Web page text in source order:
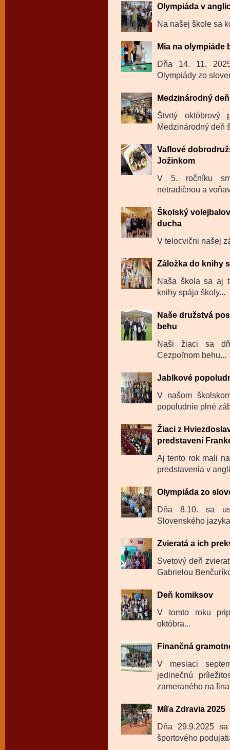
Olympiáda v
Na našej škole sa
Mia na olympiáde
Dňa 14. 11.
Olympiády zo
Medzinárodný
Štvrtý októbrový
Medzinárodný deň
Vaflové
Jožinkom
V 5. ročníku
netradičnou a
Školský
ducha
V telocvični našej
Záložka do knihy
Naša škola sa aj
knihy spája školy...
Naše družstvá
behu
Naši žiaci sa
Cezpoľnom behu...
Jablkové
V našom
popoludnie plné
Žiaci z
predstavení
Aj tento rok mali
predstavenia v
Olympiáda zo
Dňa 8.10. sa
Slovenského
Zvieratá a ich
Svetový deň
Gabrielou
Deň komiksov
V tomto roku
októbra...
Finančná
V mesiaci
jedinečnú
zameraného na
Míľa Zdravia 2025
Dňa 29.9.2025
športového